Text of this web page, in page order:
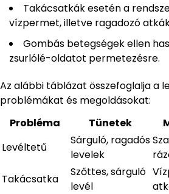
Takácsatkák esetén a
vízpermet, illetve ragadozó
Gombás betegségek ellen
zsurlólé-oldatot permetezésre.
Az alábbi táblázat összefoglalja a
problémákat és megoldásokat:
Probléma
Tünetek
Levéltetű
Sárguló, ragadós
levelek
Takácsatka
Szőttes, sárguló
levél